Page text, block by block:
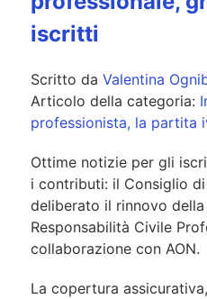
iscritti
Scritto da Valentina
Articolo della categoria:
professionista, la partita
Ottime notizie per gli
i contributi: il Consiglio
deliberato il rinnovo
Responsabilità Civile
collaborazione con AON.
La copertura